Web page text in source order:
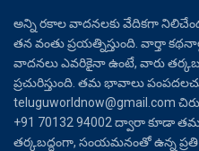
అన్ని రకాల వాదనలకు వేదికగా
తన వంతు ప్రయత్నిస్తుంది. వార్తా
వాదనలు ఎవరికైనా ఉంటే, వారు
ప్రచురిస్తుంది. తమ భావాలు
teluguworldnow@gmail.com
+91 70132 94002 ద్వారా కూడా
తర్కబద్ధంగా, సంయమనంతో ఉన్న ప్రతి